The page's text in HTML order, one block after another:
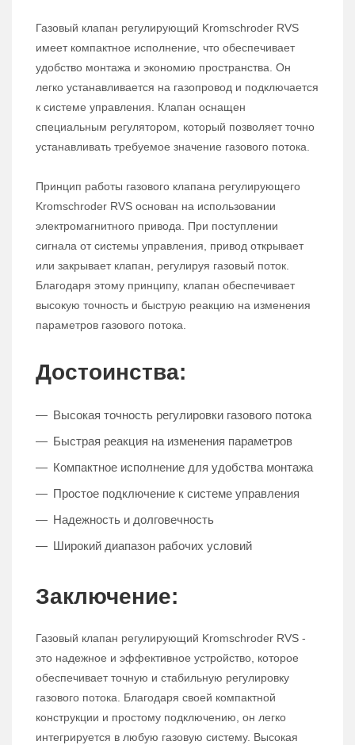
Газовый клапан регулирующий Kromschroder RVS
имеет компактное исполнение, что обеспечивает
удобство монтажа и экономию пространства. Он
легко устанавливается на газопровод и подключается
к системе управления. Клапан оснащен
специальным регулятором, который позволяет точно
устанавливать требуемое значение газового потока.
Принцип работы газового клапана регулирующего
Kromschroder RVS основан на использовании
электромагнитного привода. При поступлении
сигнала от системы управления, привод открывает
или закрывает клапан, регулируя газовый поток.
Благодаря этому принципу, клапан обеспечивает
высокую точность и быструю реакцию на изменения
параметров газового потока.
Достоинства:
Высокая точность регулировки газового потока
Быстрая реакция на изменения параметров
Компактное исполнение для удобства монтажа
Простое подключение к системе управления
Надежность и долговечность
Широкий диапазон рабочих условий
Заключение:
Газовый клапан регулирующий Kromschroder RVS -
это надежное и эффективное устройство, которое
обеспечивает точную и стабильную регулировку
газового потока. Благодаря своей компактной
конструкции и простому подключению, он легко
интегрируется в любую газовую систему. Высокая